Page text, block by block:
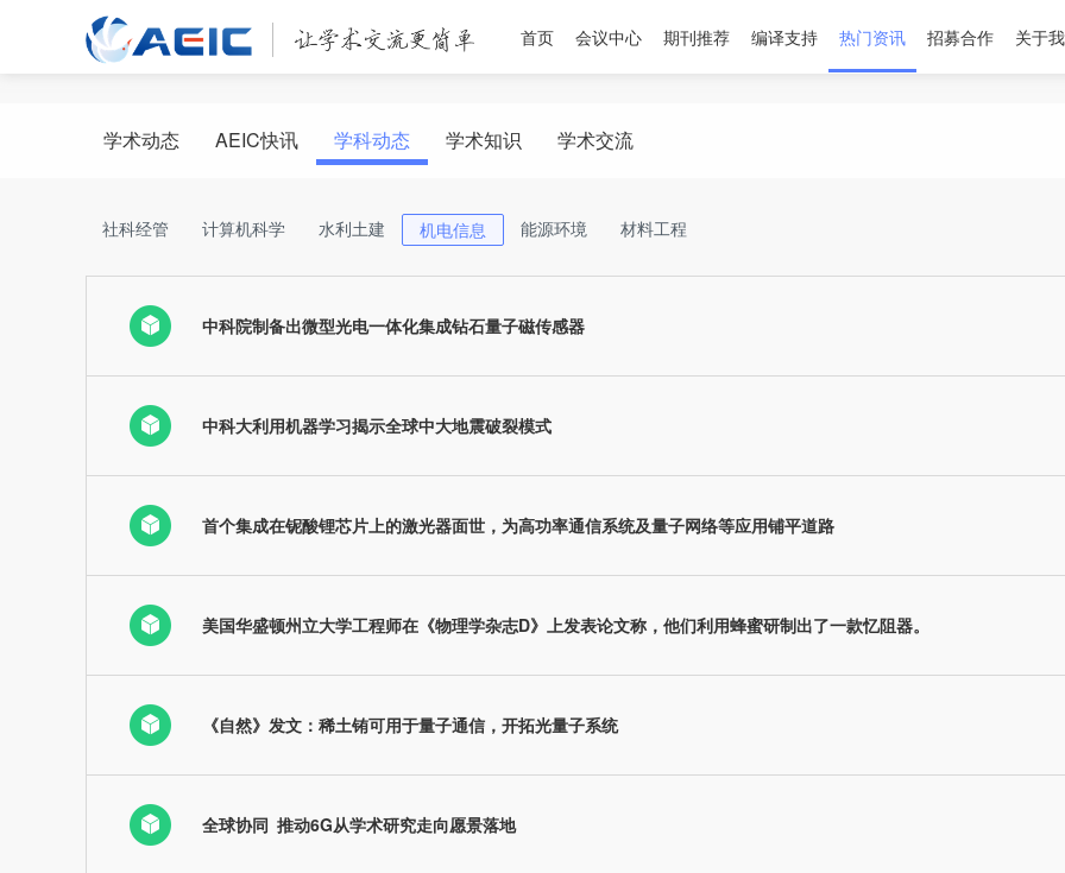
首页 会议中心 期刊推荐 编译支持 热门资讯 招募合作 关于
学术动态 AEIC快讯 学科动态 学术知识 学术交流
社科经管 计算机科学 水利土建 机电信息 能源环境 材料工程
中科院制备出微型光电一体化集成钻石量子磁传感器
中科大利用机器学习揭示全球中大地震破裂模式
首个集成在铌酸锂芯片上的激光器面世，为高功率通信系统及量子网络等应用铺平道路
美国华盛顿州立大学工程师在《物理学杂志D》上发表论文称，他们利用蜂蜜研制出了一款忆阻器。
《自然》发文：稀土铕可用于量子通信，开拓光量子系统
全球协同 推动6G从学术研究走向愿景落地